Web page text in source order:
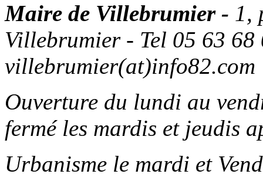
Maire de Villebrumier - 1,
Villebrumier - Tel 05 63
villebrumier(at)info82.com
Ouverture du lundi au
fermé les mardis et jeudis
Urbanisme le mardi et